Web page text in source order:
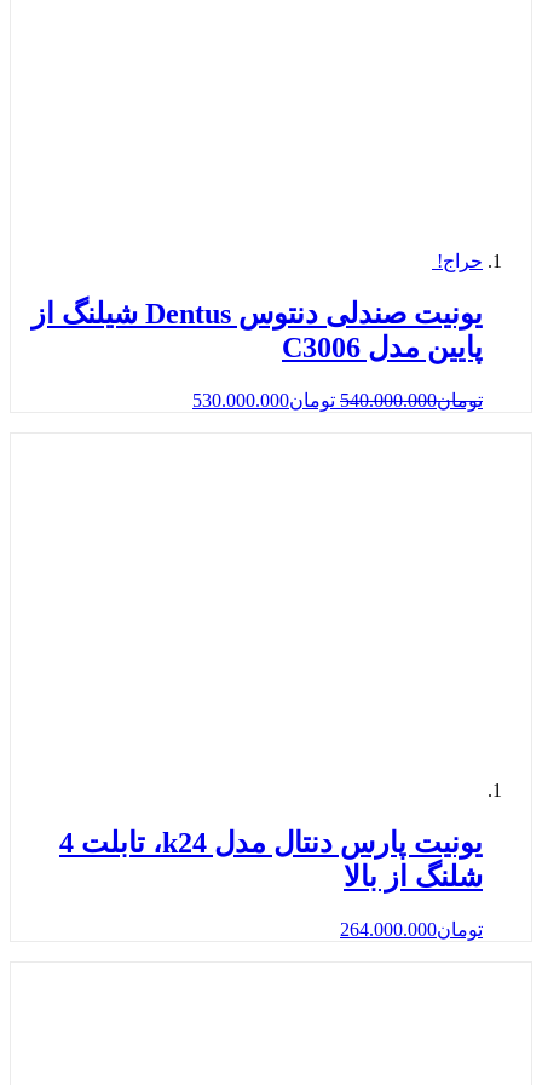
حراج!
یونیت صندلی دنتوس Dentus شیلنگ از
پایین مدل C3006
تومان540.000.000 تومان530.000.000
یونیت پارس دنتال مدل k24، تابلت 4
شلنگ از بالا
تومان264.000.000